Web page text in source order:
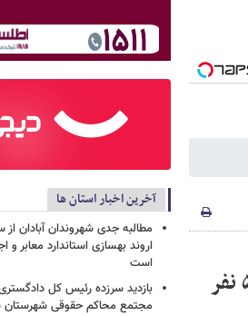
ایجاد بیش از ۱۰ خانه فرهنگ کار در واحدهای اقتصادی بالای ۵۰ نفر
آخرین اخبار استان ها
مطالبه جدی شهروندان آبادان از
اروند بهسازی استاندارد معابر و
است
بازدید سرزده رئیس کل
مجتمع محاکم حقوقی شهرستان